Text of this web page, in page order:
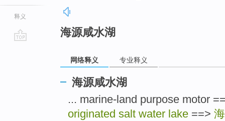
释义
海源咸水湖
网络释义 专业释义
海源咸水湖
... marine-land purpose motor
originated salt water lake ==>